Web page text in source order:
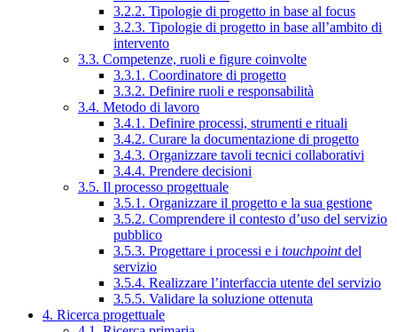
3.2.2. Tipologie di progetto in base al focus
3.2.3. Tipologie di progetto in base all’ambito di
intervento
3.3. Competenze, ruoli e figure coinvolte
3.3.1. Coordinatore di progetto
3.3.2. Definire ruoli e responsabilità
3.4. Metodo di lavoro
3.4.1. Definire processi, strumenti e rituali
3.4.2. Curare la documentazione di progetto
3.4.3. Organizzare tavoli tecnici collaborativi
3.4.4. Prendere decisioni
3.5. Il processo progettuale
3.5.1. Organizzare il progetto e la sua gestione
3.5.2. Comprendere il contesto d’uso del servizio
pubblico
3.5.3. Progettare i processi e i touchpointdel
servizio
3.5.4. Realizzare l’interfaccia utente del servizio
3.5.5. Validare la soluzione ottenuta
4. Ricerca progettuale